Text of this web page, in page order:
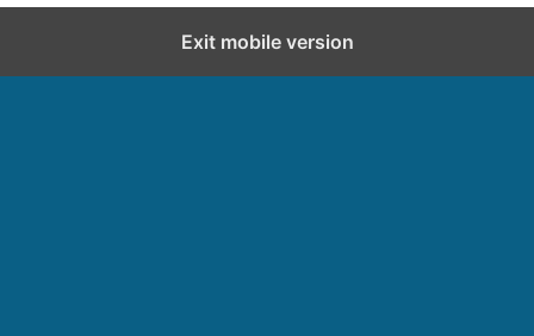
Exit mobile version